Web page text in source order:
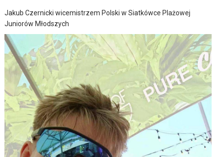
Jakub Czernicki wicemistrzem Polski w Siatkówce Plażowej
Juniorów Młodszych